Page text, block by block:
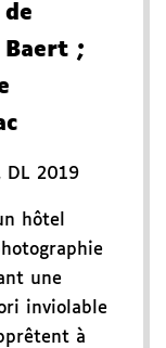
Baert ;
DL 2019
hôtel
une
inviolable
à